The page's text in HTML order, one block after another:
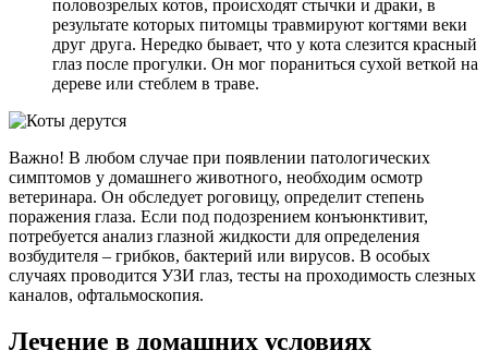
половозрелых котов, происходят стычки и драки, в
результате которых питомцы травмируют когтями веки
друг друга. Нередко бывает, что у кота слезится красный
глаз после прогулки. Он мог пораниться сухой веткой на
дереве или стеблем в траве.
Важно! В любом случае при появлении патологических
симптомов у домашнего животного, необходим осмотр
ветеринара. Он обследует роговицу, определит степень
поражения глаза. Если под подозрением конъюнктивит,
потребуется анализ глазной жидкости для определения
возбудителя – грибков, бактерий или вирусов. В особых
случаях проводится УЗИ глаз, тесты на проходимость слезных
каналов, офтальмоскопия.
Лечение в домашних условиях